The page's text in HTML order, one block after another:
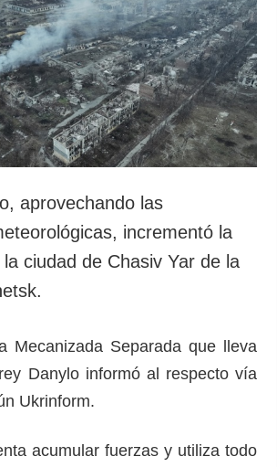
aprovechando las
incrementó la
ciudad de Chasiv Yar de la
Mecanizada Separada que lleva
Danylo informó al respecto vía
Ukrinform.
acumular fuerzas y utiliza todo